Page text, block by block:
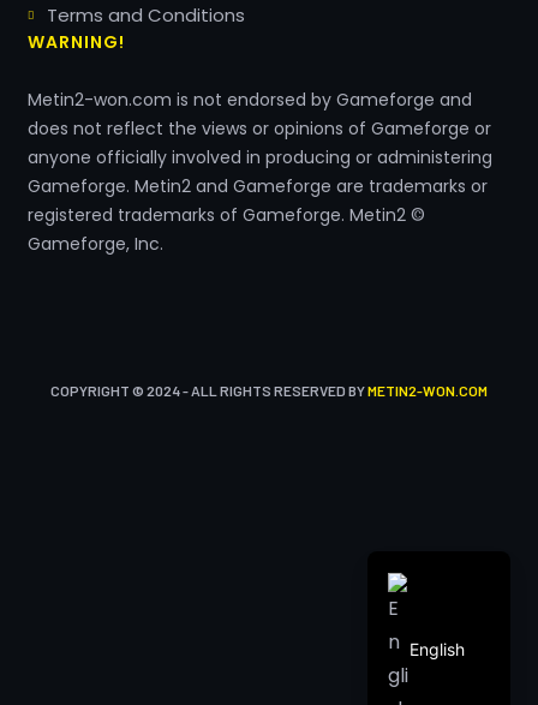
Terms and Conditions
WARNING!
Metin2-won.com is not endorsed by Gameforge and
does not reflect the views or opinions of Gameforge or
anyone officially involved in producing or administering
Gameforge. Metin2 and Gameforge are trademarks or
registered trademarks of Gameforge. Metin2 ©
Gameforge, Inc.
COPYRIGHT © 2024 - ALL RIGHTS RESERVED BYMETIN2-WON.COM
English
Arabic
Romanian
Greek
Russian